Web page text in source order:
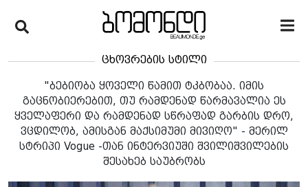
ცხოვრების სტილი
"ბებიობა ყოველი წამით ტკბობაა. იმის
გაცნობიერებით, თუ რამდენად წარმავალია ეს
ყველაფერი და რამდენად სწრაფად გარბის დრო,
ვცდილობ, ამისგან მაქსიმუმი მივიღო" - მერილ
სტრიპი Vogue -თან ინტერვიუში შვილიშვილების
შესახებ საუბრობს